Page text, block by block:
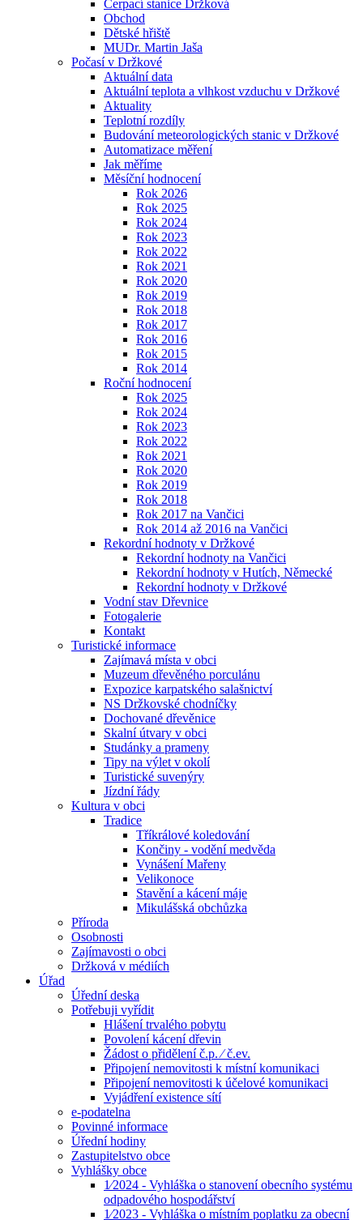
Čerpací stanice Držková
Obchod
Dětské hřiště
MUDr. Martin Jaša
Počasí v Držkové
Aktuální data
Aktuální teplota a vlhkost vzduchu v Držkové
Aktuality
Teplotní rozdíly
Budování meteorologických stanic v Držkové
Automatizace měření
Jak měříme
Měsíční hodnocení
Rok 2026
Rok 2025
Rok 2024
Rok 2023
Rok 2022
Rok 2021
Rok 2020
Rok 2019
Rok 2018
Rok 2017
Rok 2016
Rok 2015
Rok 2014
Roční hodnocení
Rok 2025
Rok 2024
Rok 2023
Rok 2022
Rok 2021
Rok 2020
Rok 2019
Rok 2018
Rok 2017 na Vančici
Rok 2014 až 2016 na Vančici
Rekordní hodnoty v Držkové
Rekordní hodnoty na Vančici
Rekordní hodnoty v Hutích, Německé
Rekordní hodnoty v Držkové
Vodní stav Dřevnice
Fotogalerie
Kontakt
Turistické informace
Zajímavá místa v obci
Muzeum dřevěného porculánu
Expozice karpatského salašnictví
NS Držkovské chodníčky
Dochované dřevěnice
Skalní útvary v obci
Studánky a prameny
Tipy na výlet v okolí
Turistické suvenýry
Jízdní řády
Kultura v obci
Tradice
Tříkrálové koledování
Končiny - vodění medvěda
Vynášení Mařeny
Velikonoce
Stavění a kácení máje
Mikulášská obchůzka
Příroda
Osobnosti
Zajímavosti o obci
Držková v médiích
Úřad
Úřední deska
Potřebuji vyřídit
Hlášení trvalého pobytu
Povolení kácení dřevin
Žádost o přidělení č.p. ⁄ č.ev.
Připojení nemovitosti k místní komunikaci
Připojení nemovitosti k účelové komunikaci
Vyjádření existence sítí
e-podatelna
Povinné informace
Úřední hodiny
Zastupitelstvo obce
Vyhlášky obce
1⁄2024 - Vyhláška o stanovení obecního systému
odpadového hospodářství
1⁄2023 - Vyhláška o místním poplatku za obecní